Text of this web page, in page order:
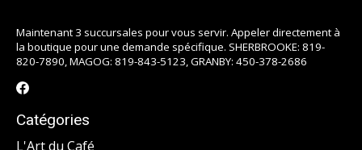
Maintenant 3 succursales pour vous servir. Appeler directement à
la boutique pour une demande spécifique. SHERBROOKE: 819-
820-7890, MAGOG: 819-843-5123, GRANBY: 450-378-2686
Catégories
L'Art du Café